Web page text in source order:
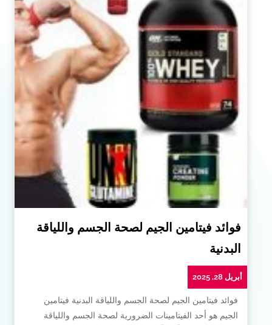
فوائد فيتامين الجيم لصحة الجسم واللياقة
البدنية
أبريل 28, 2025
فوائد فيتامين الجيم لصحة الجسم واللياقة البدنية فيتامين
الجيم هو أحد الفيتامينات الضرورية لصحة الجسم واللياقة